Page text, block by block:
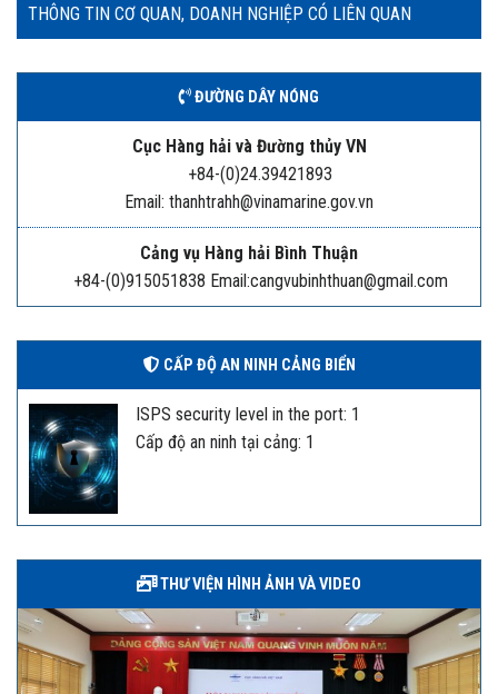
THÔNG TIN CƠ QUAN, DOANH NGHIỆP CÓ LIÊN QUAN
ĐƯỜNG DÂY NÓNG
Cục Hàng hải và Đường thủy VN
+84-(0)24.39421893
Email: thanhtrahh@vinamarine.gov.vn
Cảng vụ Hàng hải Bình Thuận
+84-(0)915051838 Email:cangvubinhthuan@gmail.com
CẤP ĐỘ AN NINH CẢNG BIỂN
ISPS security level in the port: 1
Cấp độ an ninh tại cảng: 1
THƯ VIỆN HÌNH ẢNH VÀ VIDEO